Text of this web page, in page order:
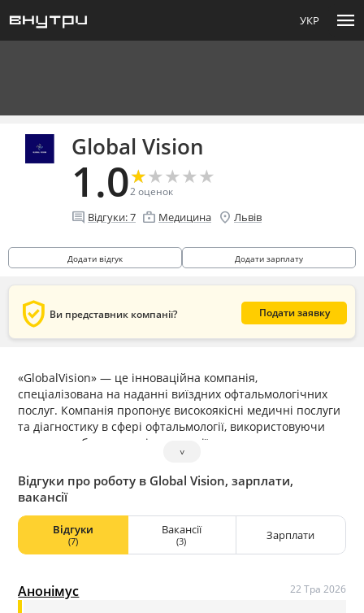
УКР menu
Global Vision
1.0★
★★
★★
★★
★★
★
2оценок
comment Відгуки:7 enterprise Медицина location_on Львів
Додати відгук Додати зарплату
verified_user Ви представник компанії? Подати заявку
«GlobalVision» — це інноваційна компанія,
спеціалізована на наданні виїздних офтальмологічних
послуг. Компанія пропонує високоякісні медичні послуги
та діагностику в сфері офтальмології, використовуючи
передове обладнання і технології.
˅
Відгуки про роботу в Global Vision, зарплати,
вакансії
Відгуки
(7)
Вакансії
(3) Зарплати
Анонімус 22 Тра 2026